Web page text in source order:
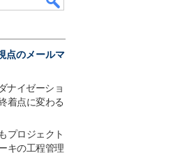
点のメールマ
ナイゼーショ
着点に変わる
プロジェクト
キの工程管理